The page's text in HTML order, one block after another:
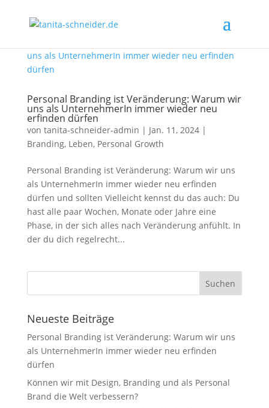
Personal Branding ist Veränderung: Warum wir
uns als UnternehmerIn immer wieder neu
erfinden dürfen
von tanita-schneider-admin | Jan. 11, 2024|
Branding, Leben, Personal Growth
Personal Branding ist Veränderung: Warum wir uns
als UnternehmerIn immer wieder neu erfinden
dürfen und sollten Vielleicht kennst du das auch: Du
hast alle paar Wochen, Monate oder Jahre eine
Phase, in der sich alles nach Veränderung anfühlt. In
der du dich regelrecht...
Neueste Beiträge
Personal Branding ist Veränderung: Warum wir uns
als UnternehmerIn immer wieder neu erfinden
dürfen
Können wir mit Design, Branding und als Personal
Brand die Welt verbessern?